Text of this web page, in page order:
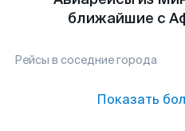
ближайшие с
Рейсы в соседние города
Показать